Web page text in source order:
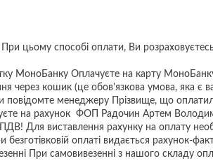
цьому способі оплати, Ви
МоноБанку Оплачуєте на карту
через кошик (це обов'язкова умова, яка є
повідомте менеджеру Прізвище, що
на рахунок ФОП Радочин Артем
Для виставлення рахунку на оплату
оплаті видається рахунок-
При самовивезенні з нашого складу